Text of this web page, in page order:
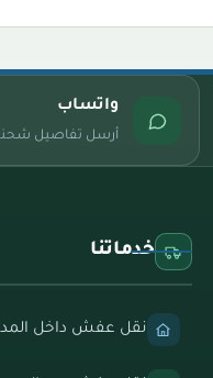
واتساب
أرسل تفاصيل
خدماتنا
نقل عفش داخل